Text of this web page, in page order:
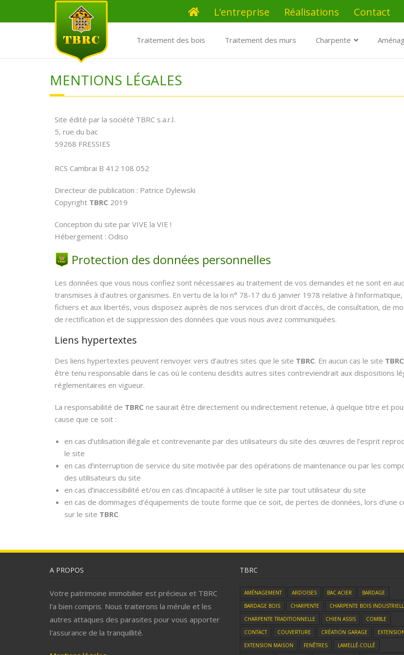
L’entreprise Réalisations Contact
Traitement des bois Traitement des murs Charpente
MENTIONS LÉGALES
Site édité par la société TBRC s.a.r.l.
5, rue du bac
59268 FRESSIES
RCS Cambrai B 412 108 052
Directeur de publication : Patrice Dylewski
Copyright TBRC 2019
Conception du site par VIVE la VIE !
Hébergement : Odiso
Protection des données personnelles
Les données que vous nous confiez sont nécessaires au traitement de vos demandes et ne sont en
transmises à d’autres organismes. En vertu de la loi n° 78-17 du 6 janvier 1978 relative à l’informatique,
fichiers et aux libertés, vous disposez auprès de nos services d’un droit d’accès, de consultation, de
de rectification et de suppression des données que vous nous avez communiquées.
Liens hypertextes
Des liens hypertextes peuvent renvoyer vers d’autres sites que le site TBRC. En aucun cas le site TBRC
être tenu responsable dans le cas où le contenu desdits autres sites contreviendrait aux dispositions
réglementaires en vigueur.
La responsabilité de TBRC ne saurait être directement ou indirectement retenue, à quelque titre et
cause que ce soit :
en cas d’utilisation illégale et contrevenante par des utilisateurs du site des œuvres de l’esprit
le site
en cas d’interruption de service du site motivée par des opérations de maintenance ou par les
des utilisateurs du site
en cas d’inaccessibilité et/ou en cas d’incapacité à utiliser le site par tout utilisateur du site
en cas de dommages d’équipements de toute forme que ce soit, de pertes de données, lors d’une
sur le site TBRC
A PROPOS
Votre patrimoine immobilier est précieux et TBRC
l'a bien compris. Nous traiterons la mérule et les
autres attaques des parasites pour vous apporter
l'assurance de la tranquillité.
TBRC
AMÉNAGEMENT ARDOISES BAC ACIER
BARDAGE
BARDAGE BOIS
CHARPENTE
CHARPENTE BOIS
CHARPENTE TRADITIONNELLE
CHIEN ASSIS
COMBLE
CONTACT
COUVERTURE CRÉATION GARAGE
EXTENSION MAISON
FENÊTRES LAMELLÉ-COLLÉ